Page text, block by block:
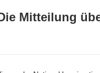
Mitteilung